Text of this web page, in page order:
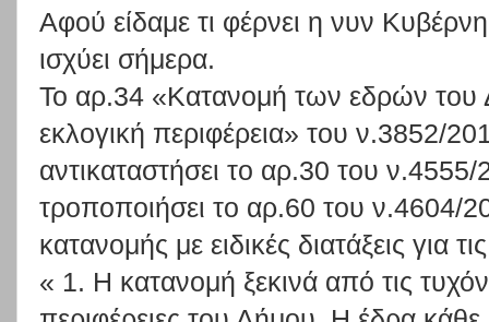
Αφού είδαμε τι φέρνει η νυν
ισχύει σήμερα.
Το αρ.34 «Κατανομή των εδρών του
εκλογική περιφέρεια» του ν.3852/
αντικαταστήσει το αρ.30 του ν.4555/
τροποποιήσει το αρ.60 του ν.4604/
κατανομής με ειδικές διατάξεις για
« 1. Η κατανομή ξεκινά από τις